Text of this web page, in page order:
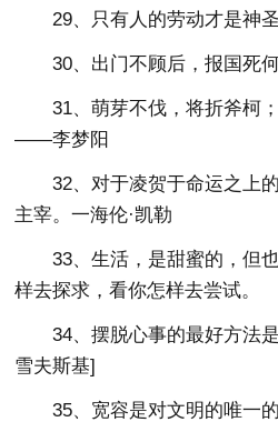
29、只有人的劳动才是神圣
30、出门不顾后，报国死
31、萌芽不伐，将折斧柯
——李梦阳
32、对于凌贺于命运之上
主宰。一海伦·凯勒
33、生活，是甜蜜的，
样去探求，看你怎样去尝试。
34、摆脱心事的最好方
雪夫斯基]
35、宽容是对文明的唯